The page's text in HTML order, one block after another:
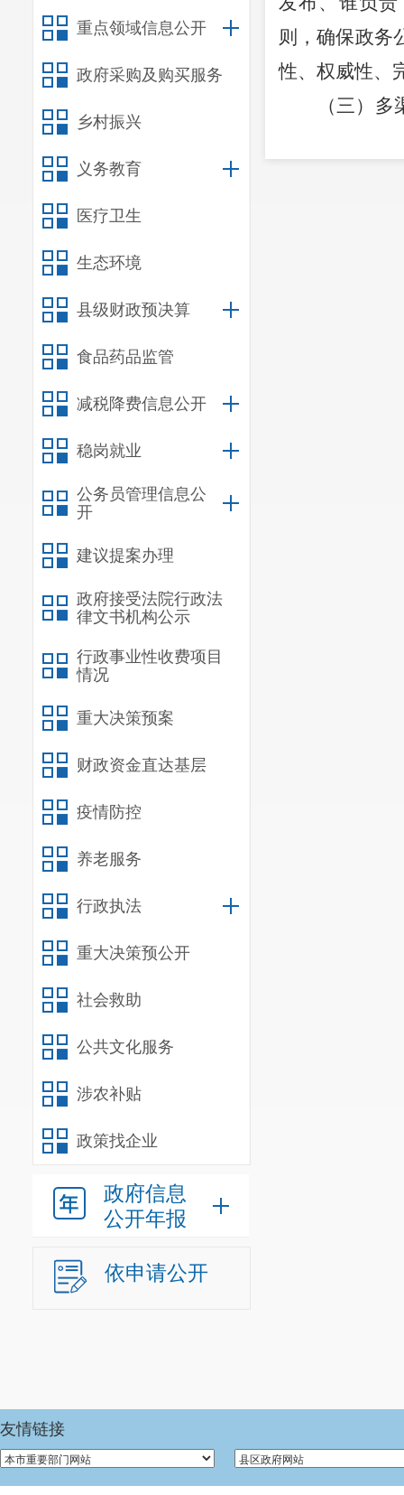
重点领域信息公开
政府采购及购买服务
乡村振兴
义务教育
医疗卫生
生态环境
县级财政预决算
食品药品监管
减税降费信息公开
稳岗就业
公务员管理信息公
开
建议提案办理
政府接受法院行政法
律文书机构公示
行政事业性收费项目
情况
重大决策预案
财政资金直达基层
疫情防控
养老服务
行政执法
重大决策预公开
社会救助
公共文化服务
涉农补贴
政策找企业
政府信息
公开年报
依申请公开
则，确保政务
性、权威性、
（三）
开
友情链接